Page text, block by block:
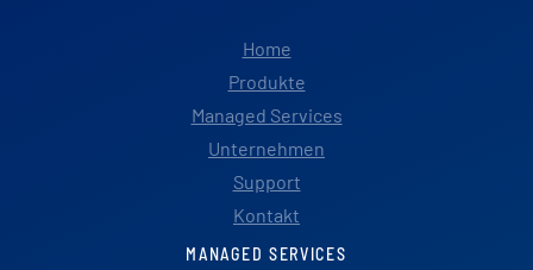
Home
Produkte
Managed Services
Unternehmen
Support
Kontakt
MANAGED SERVICES